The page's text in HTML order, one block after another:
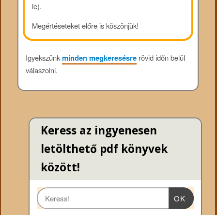
le).
Megértéseteket előre is köszönjük!
Igyekszünkminden megkeresésrerövid időn belül
válaszolni.
Keress az ingyenesen
letölthető pdf könyvek
között!
OK